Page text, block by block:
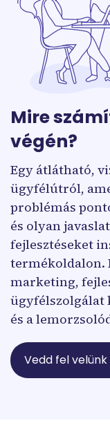
Mire
végén?
Egy átlátható,
ügyfélútról,
problémás
és olyan
fejlesztéseket
termékoldalon.
marketing,
ügyfélszolgálat
és a
Vedd fel